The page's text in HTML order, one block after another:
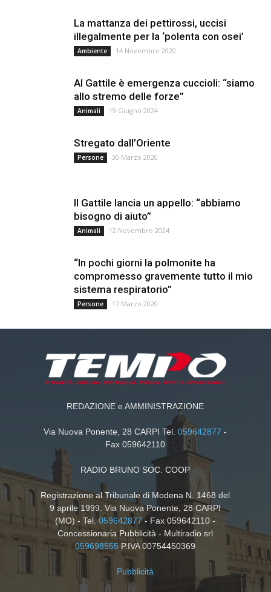
La mattanza dei pettirossi, uccisi
illegalmente per la ‘polenta con osei’
Ambiente 14 Novembre 2020
Al Gattile è emergenza cuccioli: “siamo
allo stremo delle forze”
Animali 19 Giugno 2024
Stregato dall’Oriente
Persone 30 Marzo 2020
Il Gattile lancia un appello: “abbiamo
bisogno di aiuto”
Animali 12 Novembre 2024
“In pochi giorni la polmonite ha
compromesso gravemente tutto il mio
sistema respiratorio”
Persone 17 Marzo 2020
REDAZIONE e AMMINISTRAZIONE
Via Nuova Ponente, 28 CARPI Tel.059642877 -
Fax 059642110
RADIO BRUNO SOC. COOP
Registrazione al Tribunale di Modena N. 1468 del
9 aprile 1999. Via Nuova Ponente, 28 CARPI
(MO) - Tel.059642877- Fax 059642110 -
Concessionaria Pubblicità - Multiradio srl
059698555 P.IVA 00754450369
Pubblicità